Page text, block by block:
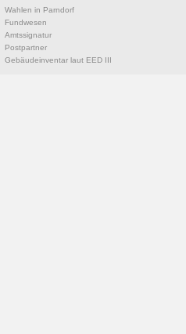
Wahlen in Parndorf
Fundwesen
Amtssignatur
Postpartner
Gebäudeinventar laut EED III